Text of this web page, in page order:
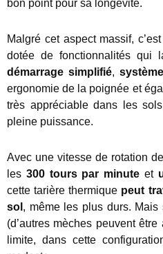
bon point pour sa longévité.
Malgré cet aspect massif,
dotée de fonctionnalités qui
démarrage simplifié,
ergonomie de la poignée et
très appréciable dans les
pleine puissance.
Avec une vitesse de rotation
les 300 tours par minute et
cette tarière thermique peut
sol , même les plus durs.
(d’autres mèches peuvent
limite, dans cette